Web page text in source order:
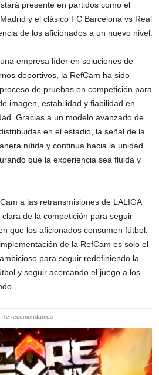
presente en partidos como el
y el clásico FC Barcelona vs Real
de los aficionados a un nuevo nivel.
empresa líder en soluciones de
deportivos, la RefCam ha sido
de pruebas en competición para
imagen, estabilidad y fiabilidad en
Gracias a un modelo avanzado de
en el estadio, la señal de la
nítida y continua hacia la unidad
que la experiencia sea fluida y
a las retransmisiones de LALIGA
de la competición para seguir
que los aficionados consumen fútbol.
de la RefCam es solo el
para seguir redefiniendo la
y seguir acercando el juego a los
- Te recomendamos -